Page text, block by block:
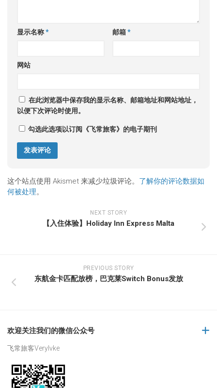
显示名称* 邮箱*
网站
在此浏览器中保存我的显示名称、邮箱地址和网站地址，
以便下次评论时使用。
勾选此选项以订阅《飞常旅客》的电子期刊
这个站点使用 Akismet 来减少垃圾评论。 了解你的评论数据如
何被处理。
NEXT STORY
【入住体验】Holiday Inn Express Malta
PREVIOUS STORY
东航金卡匹配放榜，巴克莱Switch Bonus发放
欢迎关注我们的微信公众号
飞常旅客Verylvke